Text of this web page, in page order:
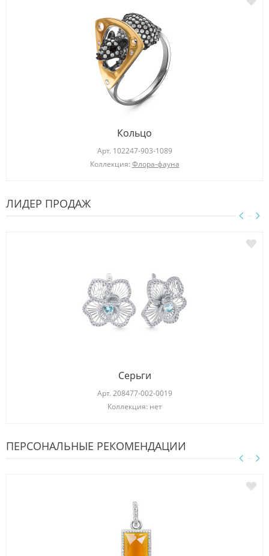
Кольцо
Арт. 102247-903-1089
Коллекция: Флора-фауна
ЛИДЕР ПРОДАЖ
Серьги
Арт. 208477-002-0019
Коллекция: нет
ПЕРСОНАЛЬНЫЕ РЕКОМЕНДАЦИИ